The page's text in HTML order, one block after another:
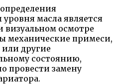
масла является
визуальном осмотре
механические примеси,
другие
состоянию,
провести замену